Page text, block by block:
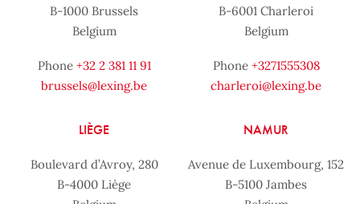
B-1000 Brussels
Belgium
Phone +32 2 381 11 91
brussels@lexing.be
B-6001 Charleroi
Belgium
Phone +3271555308
charleroi@lexing.be
LIÈGE
Boulevard d’Avroy, 280
B-4000 Liège
NAMUR
Avenue de Luxembourg, 152
B-5100 Jambes